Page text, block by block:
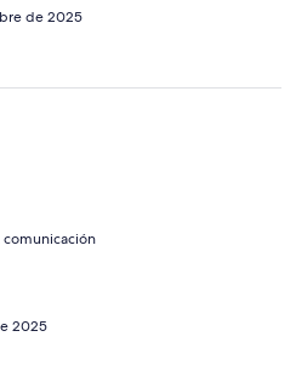
de 2025
comunicación
2025